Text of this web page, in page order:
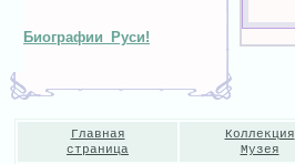
Биографии Руси!
Главная
страница
Коллекция
Музея